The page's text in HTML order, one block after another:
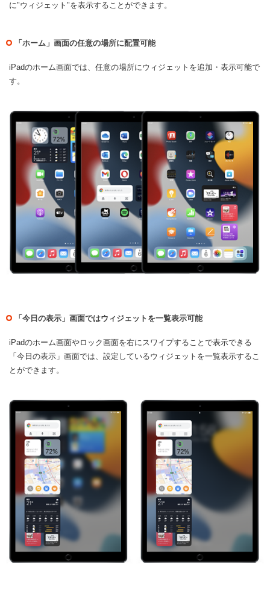
に"ウィジェット"を表示することができます。
「ホーム」画面の任意の場所に配置可能
iPadのホーム画面では、任意の場所にウィジェットを追加・表示可能で
す。
「今日の表示」画面ではウィジェットを一覧表示可能
iPadのホーム画面やロック画面を右にスワイプすることで表示できる
「今日の表示」画面では、設定しているウィジェットを一覧表示するこ
とができます。